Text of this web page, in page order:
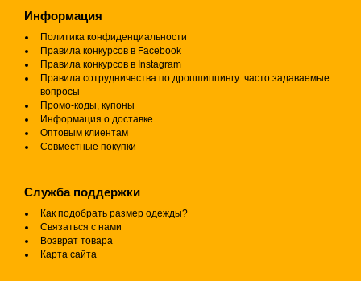
Информация
Политика конфиденциальности
Правила конкурсов в Facebook
Правила конкурсов в Instagram
Правила сотрудничества по дропшиппингу: часто задаваемые
вопросы
Промо-коды, купоны
Информация о доставке
Оптовым клиентам
Совместные покупки
Служба поддержки
Как подобрать размер одежды?
Связаться с нами
Возврат товара
Карта сайта